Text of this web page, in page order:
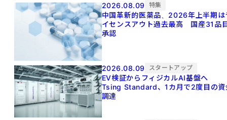
2026.08.09 特集
中国革新的医薬品、2026年上半期は
イセンスアウト過去最高 国産31品
承認
2026.08.09 スタートアップ
EV検証からフィジカルAI基盤へ
Tsing Standard、1カ月で2度目の資
調達